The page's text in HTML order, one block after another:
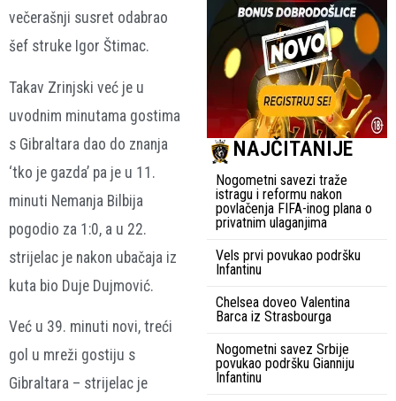
večerašnji susret odabrao
šef struke Igor Štimac.
Takav Zrinjski već je u
uvodnim minutama gostima
s Gibraltara dao do znanja
‘tko je gazda’ pa je u 11.
minuti Nemanja Bilbija
pogodio za 1:0, a u 22.
strijelac je nakon ubačaja iz
kuta bio Duje Dujmović.
Već u 39. minuti novi, treći
gol u mreži gostiju s
Gibraltara – strijelac je
NAJČITANIJE
Nogometni savezi traže
istragu i reformu nakon
povlačenja FIFA-inog plana o
privatnim ulaganjima
Vels prvi povukao podršku
Infantinu
Chelsea doveo Valentina
Barca iz Strasbourga
Nogometni savez Srbije
povukao podršku Gianniju
Infantinu